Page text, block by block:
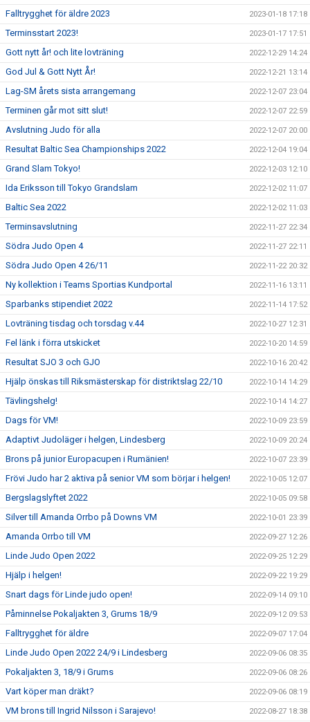
Falltrygghet för äldre 2023 2023-01-18 17:18
Terminsstart 2023! 2023-01-17 17:51
Gott nytt år! och lite lovträning 2022-12-29 14:24
God Jul & Gott Nytt År! 2022-12-21 13:14
Lag-SM årets sista arrangemang 2022-12-07 23:04
Terminen går mot sitt slut! 2022-12-07 22:59
Avslutning Judo för alla 2022-12-07 20:00
Resultat Baltic Sea Championships 2022 2022-12-04 19:04
Grand Slam Tokyo! 2022-12-03 12:10
Ida Eriksson till Tokyo Grandslam 2022-12-02 11:07
Baltic Sea 2022 2022-12-02 11:03
Terminsavslutning 2022-11-27 22:34
Södra Judo Open 4 2022-11-27 22:11
Södra Judo Open 4 26/11 2022-11-22 20:32
Ny kollektion i Teams Sportias Kundportal 2022-11-16 13:11
Sparbanks stipendiet 2022 2022-11-14 17:52
Lovträning tisdag och torsdag v.44 2022-10-27 12:31
Fel länk i förra utskicket 2022-10-20 14:59
Resultat SJO 3 och GJO 2022-10-16 20:42
Hjälp önskas till Riksmästerskap för distriktslag 22/10 2022-10-14 14:29
Tävlingshelg! 2022-10-14 14:27
Dags för VM! 2022-10-09 23:59
Adaptivt Judoläger i helgen, Lindesberg 2022-10-09 20:24
Brons på junior Europacupen i Rumänien! 2022-10-07 23:39
Frövi Judo har 2 aktiva på senior VM som börjar i helgen! 2022-10-05 12:07
Bergslagslyftet 2022 2022-10-05 09:58
Silver till Amanda Orrbo på Downs VM 2022-10-01 23:39
Amanda Orrbo till VM 2022-09-27 12:26
Linde Judo Open 2022 2022-09-25 12:29
Hjälp i helgen! 2022-09-22 19:29
Snart dags för Linde judo open! 2022-09-14 09:10
Påminnelse Pokaljakten 3, Grums 18/9 2022-09-12 09:53
Falltrygghet för äldre 2022-09-07 17:04
Linde Judo Open 2022 24/9 i Lindesberg 2022-09-06 08:35
Pokaljakten 3, 18/9 i Grums 2022-09-06 08:26
Vart köper man dräkt? 2022-09-06 08:19
VM brons till Ingrid Nilsson i Sarajevo! 2022-08-27 18:38